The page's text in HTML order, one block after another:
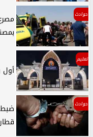
حوادث
تعليم
حوادث